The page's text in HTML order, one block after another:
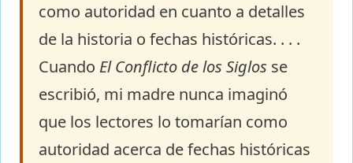
como autoridad en cuanto a detalles
de la historia o fechas históricas. . . .
Cuando El Conflicto de los Siglos se
escribió, mi madre nunca imaginó
que los lectores lo tomarían como
autoridad acerca de fechas históricas